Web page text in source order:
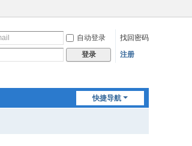
自动登录
找回密码
登录 注册
快捷导航